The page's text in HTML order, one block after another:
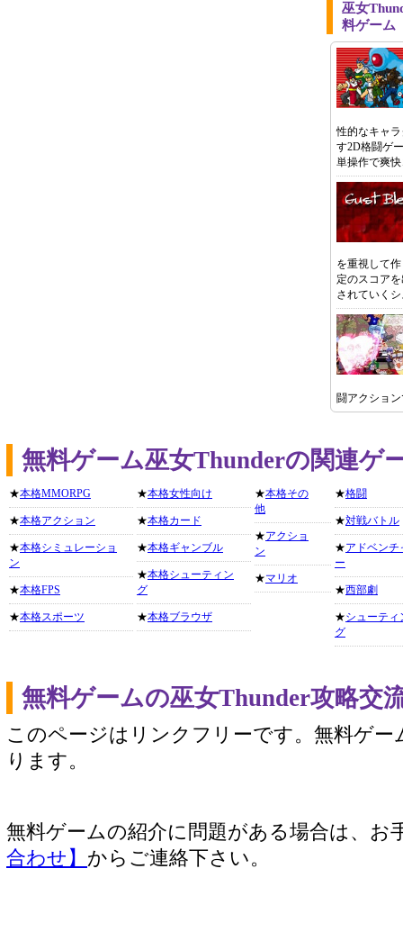
巫女
料ゲーム
性的なキャ
す2D格闘ゲ
単操作で爽
を重視して
定のスコア
されていく
闘アクショ
無料ゲーム巫女Thunderの関連ゲ
★本格MMORPG
★本格アクション
★本格シミュレーショ
ン
★本格FPS
★本格スポーツ
★本格女性向け
★本格カード
★本格ギャンブル
★本格シューティン
グ
★本格ブラウザ
★本格その
他
★アクショ
ン
★マリオ
★格闘
★対戦バトル
★アドベンチ
ー
★西部劇
★シューティ
グ
無料ゲームの巫女Thunder攻略交
このページはリンクフリーです。無料ゲー
ります。
無料ゲームの紹介に問題がある場合は、お
合わせ】 からご連絡下さい。